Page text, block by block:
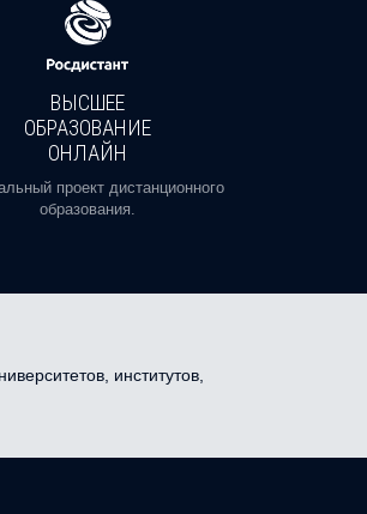
ВЫСШЕЕ
ОБРАЗОВАНИЕ
ОНЛАЙН
проект дистанционного
образования.
институтов,